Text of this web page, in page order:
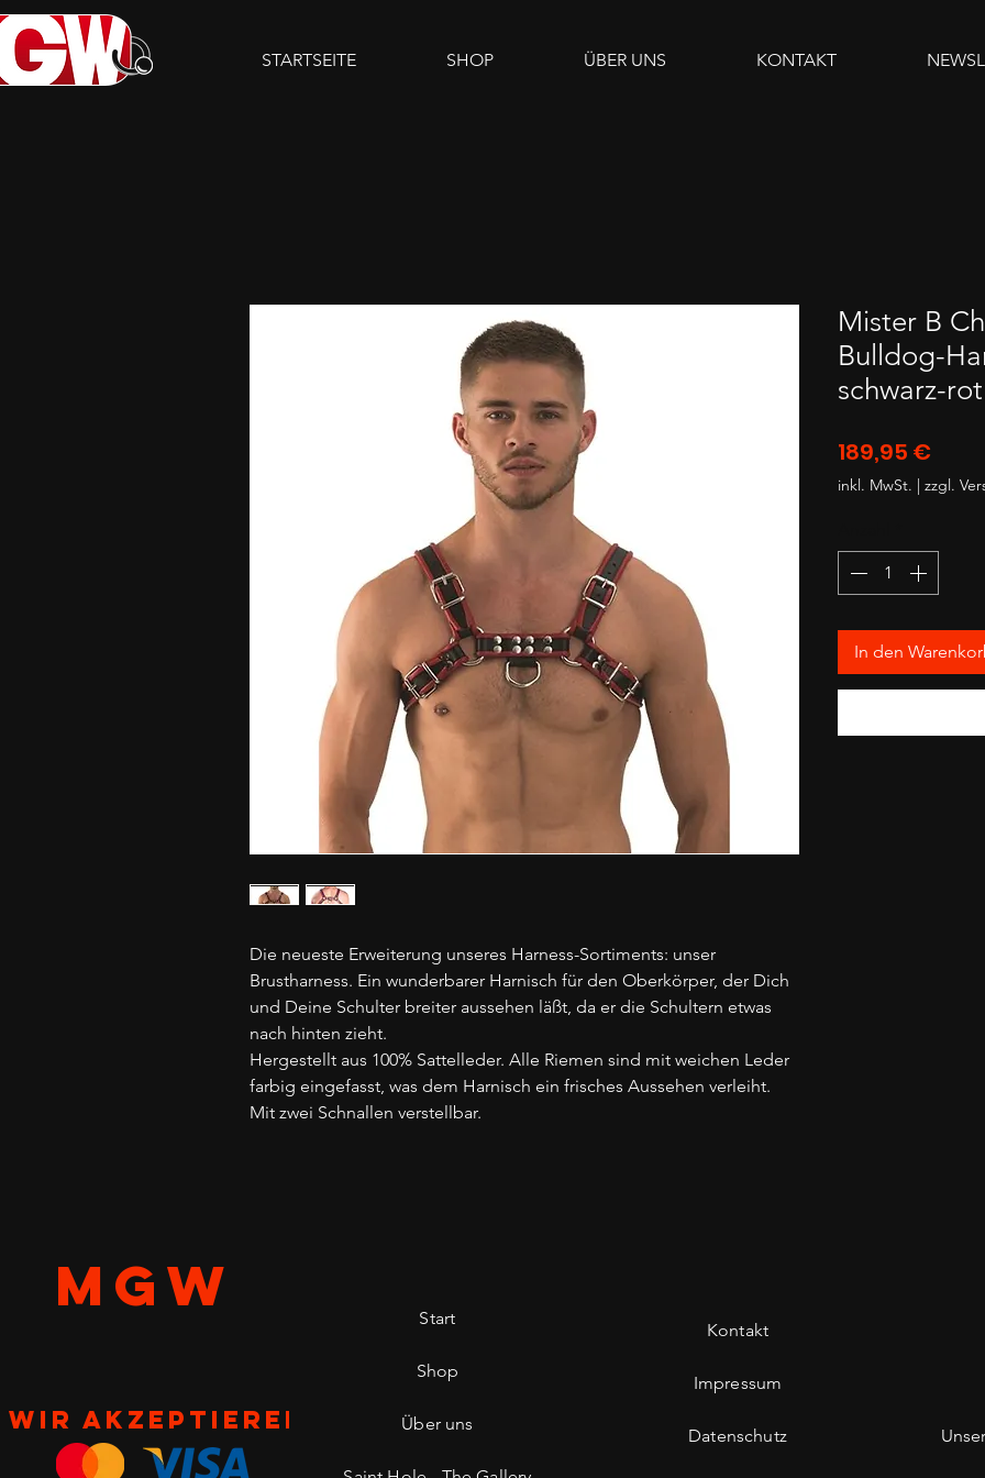
STARTSEITE SHOP ÜBER UNS KONTAKT
Die neueste Erweiterung unseres Harness-Sortiments: unser
Brustharness. Ein wunderbarer Harnisch für den Oberkörper, der Dich
und Deine Schulter breiter aussehen läßt, da er die Schultern etwas
nach hinten zieht.
Hergestellt aus 100% Sattelleder. Alle Riemen sind mit weichen Leder
farbig eingefasst, was dem Harnisch ein frisches Aussehen verleiht.
Mit zwei Schnallen verstellbar.
Mister B
Bulldog-
schwarz-rot
189,95 €
inkl. MwSt. | zzgl.
In den
MGW
Wir akzeptieren
Start
Shop
Über uns
Kontakt
Impressum
Datenschutz